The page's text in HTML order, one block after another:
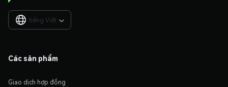
tiếng Việt 
Các sản phẩm
Giao dịch hợp đồng